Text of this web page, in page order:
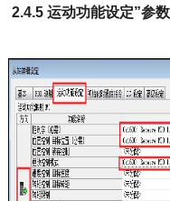
2.4.5 运动功能设定”参